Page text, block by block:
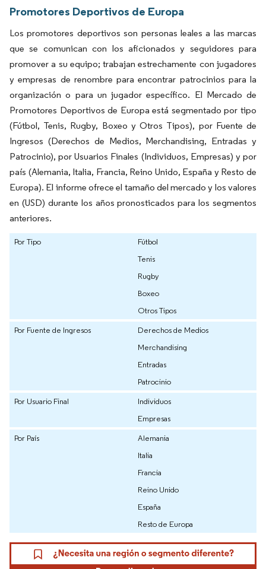
Promotores Deportivos de Europa
Los promotores deportivos son personas leales a las marcas
que se comunican con los aficionados y seguidores para
promover a su equipo; trabajan estrechamente con jugadores
y empresas de renombre para encontrar patrocinios para la
organización o para un jugador específico. El Mercado de
Promotores Deportivos de Europa está segmentado por tipo
(Fútbol, Tenis, Rugby, Boxeo y Otros Tipos), por Fuente de
Ingresos (Derechos de Medios, Merchandising, Entradas y
Patrocinio), por Usuarios Finales (Individuos, Empresas) y por
país (Alemania, Italia, Francia, Reino Unido, España y Resto de
Europa). El informe ofrece el tamaño del mercado y los valores
en (USD) durante los años pronosticados para los segmentos
anteriores.
Por Tipo
Fútbol
Tenis
Rugby
Boxeo
Otros Tipos
Por Fuente de Ingresos
Derechos de Medios
Merchandising
Entradas
Patrocinio
Por Usuario Final
Individuos
Empresas
Por País
Alemania
Italia
Francia
Reino Unido
España
Resto de Europa